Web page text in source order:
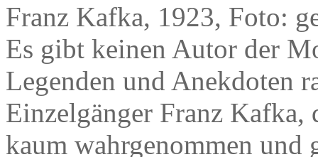
Franz Kafka, 1923, Foto:
Es gibt keinen Autor der
Legenden und Anekdoten
Einzelgänger Franz Kafka,
kaum wahrgenommen und